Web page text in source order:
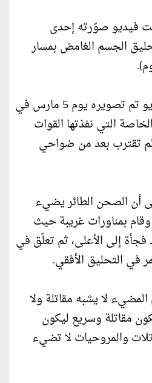
فيديو صوّرته إحدى
الجسم الغامض بمسار
وقال المدوّن: "إن الفيديو تم تصويره يوم 5 مارس في
التي نفذتها القوات
تقترب بعد من ضواحي
أن الصحن الطائر يضيء
بمناورات غريبة حيث
فجأة إلى الأعلى، ثم تعلّق في
في التحليق الأفقي.
لا يشبه مقاتلة ولا
مقاتلة وسريع ليكون
والمروحيات لا تضيء